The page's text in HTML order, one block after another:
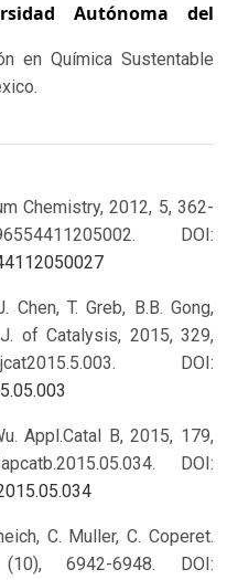
Autónoma del
en Química Sustentable
Chemistry, 2012, 5, 362-
DOI:
Chen, T. Greb, B.B. Gong,
J. of Catalysis, 2015, 329,
DOI:
Appl.Catal B, 2015, 179,
DOI:
C. Muller, C. Coperet.
6942-6948. DOI: